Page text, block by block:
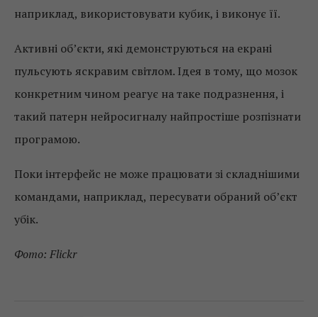
наприклад, використовувати кубик, і виконує її.
Активні об’єкти, які демонструються на екрані
пульсують яскравим світлом. Ідея в тому, що мозок
конкретним чином реагує на таке подразнення, і
такий патерн нейросигналу найпростіше розпізнати
програмою.
Поки інтерфейс не може працювати зі складнішими
командами, наприклад, пересувати обраний об’єкт
убік.
Фото: Flickr